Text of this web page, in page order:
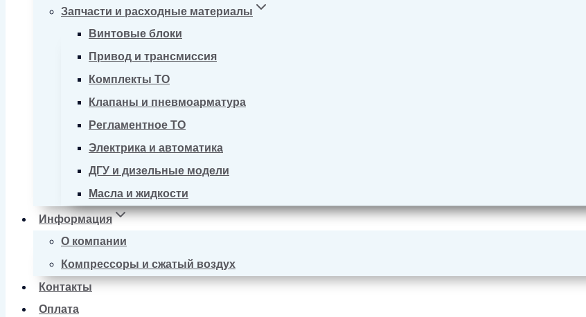
Запчасти и расходные материалы
Винтовые блоки
Привод и трансмиссия
Комплекты ТО
Клапаны и пневмоарматура
Регламентное ТО
Электрика и автоматика
ДГУ и дизельные модели
Масла и жидкости
Информация
О компании
Компрессоры и сжатый воздух
Контакты
Оплата